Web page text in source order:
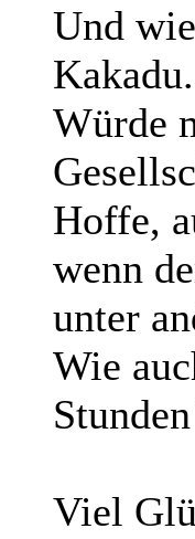
Und
Würde
Hoffe,
wenn
unter
Wie
Viel